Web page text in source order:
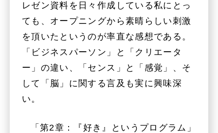
レゼン資料を日々作成している私にとっ
ても、オープニングから素晴らしい刺激
を頂いたというのが率直な感想である。
「ビジネスパーソン」と「クリエータ
ー」の違い、「センス」と「感覚」、そ
して「脳」に関する言及も実に興味深
い。
「第2章：『好き』というプログラム」